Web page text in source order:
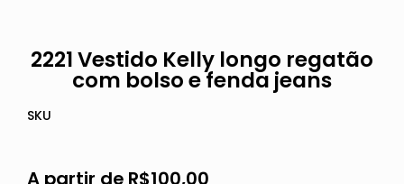
2221 Vestido Kelly longo regatão
com bolso e fenda jeans
SKU
A partir de R$100,00